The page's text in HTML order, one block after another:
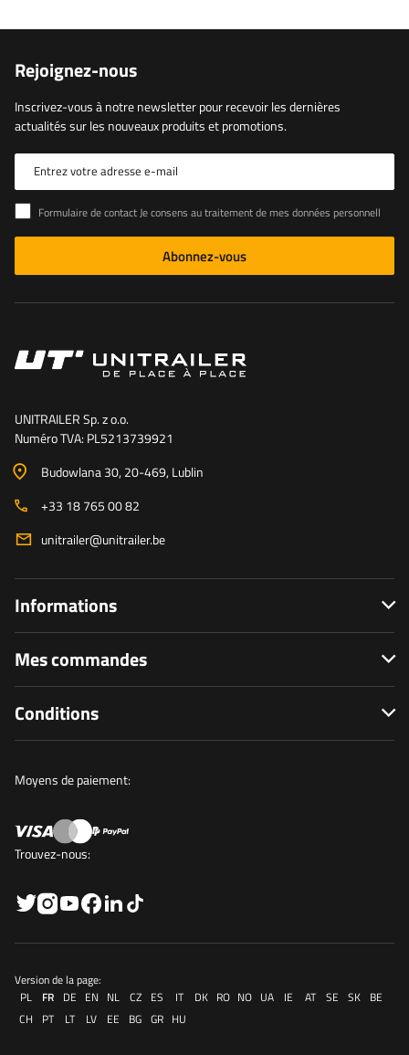
Rejoignez-nous
Inscrivez-vous à notre newsletter pour recevoir les dernières
actualités sur les nouveaux produits et promotions.
Entrez votre adresse e-mail
Formulaire de contact Je consens au traitement de mes données personnelles contenues dans le formulaire de contact conformément au règlement du Parlement européen et du Conseil (UE)
Abonnez-vous
UNITRAILER Sp. z o.o.
Numéro TVA: PL5213739921
Budowlana 30, 20-469, Lublin
+33 18 765 00 82
unitrailer@unitrailer.be
Informations
Mes commandes
Conditions
Moyens de paiement:
Trouvez-nous:
Version de la page:
PL
FR DE EN NL CZ ES IT DK RO NO UA IE AT SE SK BE
CH
PT LT LV EE BG GR HU